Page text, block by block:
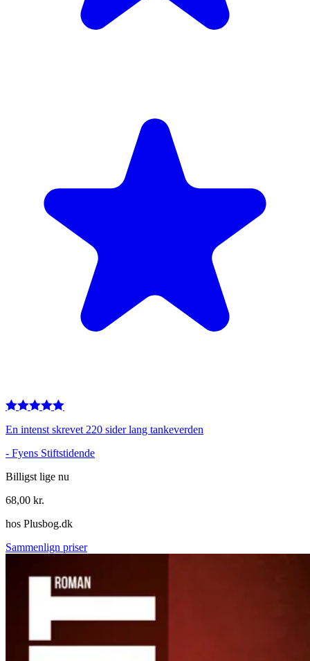
En intenst skrevet 220 sider lang tankeverden
- Fyens Stiftstidende
Billigst lige nu
68,00 kr.
hos Plusbog.dk
Sammenlign priser